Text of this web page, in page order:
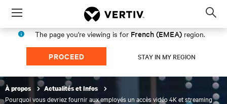
Menu
The page you're viewing is for French (EMEA) region.
PROCEED STAY IN MY REGION
À propos Actualités et Infos
Pourquoi vous devriez fournir aux employés un accès vidéo 4K et streaming